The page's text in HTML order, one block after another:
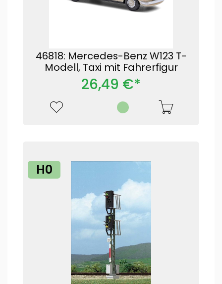
46818: Mercedes-Benz W123 T-
Modell, Taxi mit Fahrerfigur
26,49 €*
H0